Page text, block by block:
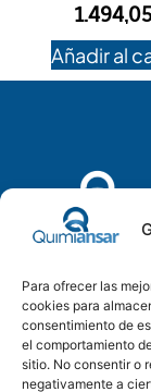
Para ofrecer las
cookies para
consentimiento de
el comportamiento
sitio. No consentir o
negativamente a
Añadir al